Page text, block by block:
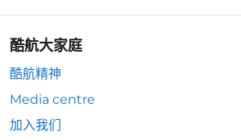
酷航大家庭
酷航精神
Media centre
加入我们